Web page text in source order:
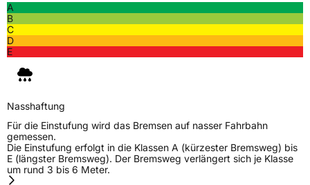
A
B
C
D
E
Nasshaftung
Für die Einstufung wird das Bremsen auf nasser Fahrbahn
gemessen.
Die Einstufung erfolgt in die Klassen A (kürzester Bremsweg) bis
E (längster Bremsweg). Der Bremsweg verlängert sich je Klasse
um rund 3 bis 6 Meter.